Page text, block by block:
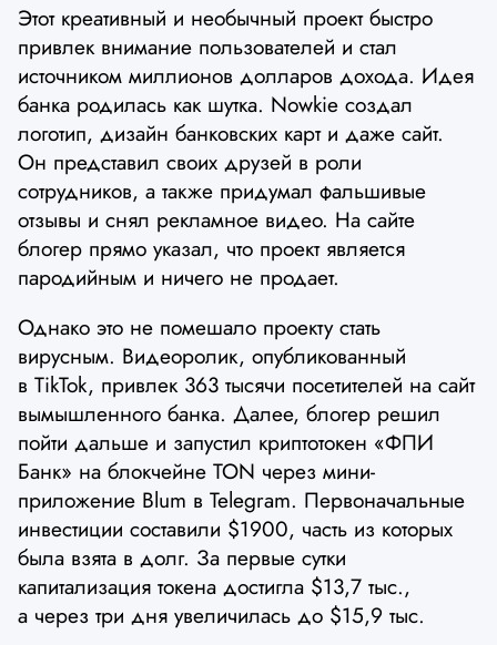
Этот креативный и необычный проект быстро
привлек внимание пользователей и стал
источником миллионов долларов дохода. Идея
банка родилась как шутка. Nowkie создал
логотип, дизайн банковских карт и даже сайт.
Он представил своих друзей в роли
сотрудников, а также придумал фальшивые
отзывы и снял рекламное видео. На сайте
блогер прямо указал, что проект является
пародийным и ничего не продает.
Однако это не помешало проекту стать
вирусным. Видеоролик, опубликованный
в TikTok, привлек 363 тысячи посетителей на сайт
вымышленного банка. Далее, блогер решил
пойти дальше и запустил криптотокен «ФПИ
Банк» на блокчейне TON через мини-
приложение Blum в Telegram. Первоначальные
инвестиции составили $1900, часть из которых
была взята в долг. За первые сутки
капитализация токена достигла $13,7 тыс.,
а через три дня увеличилась до $15,9 тыс.